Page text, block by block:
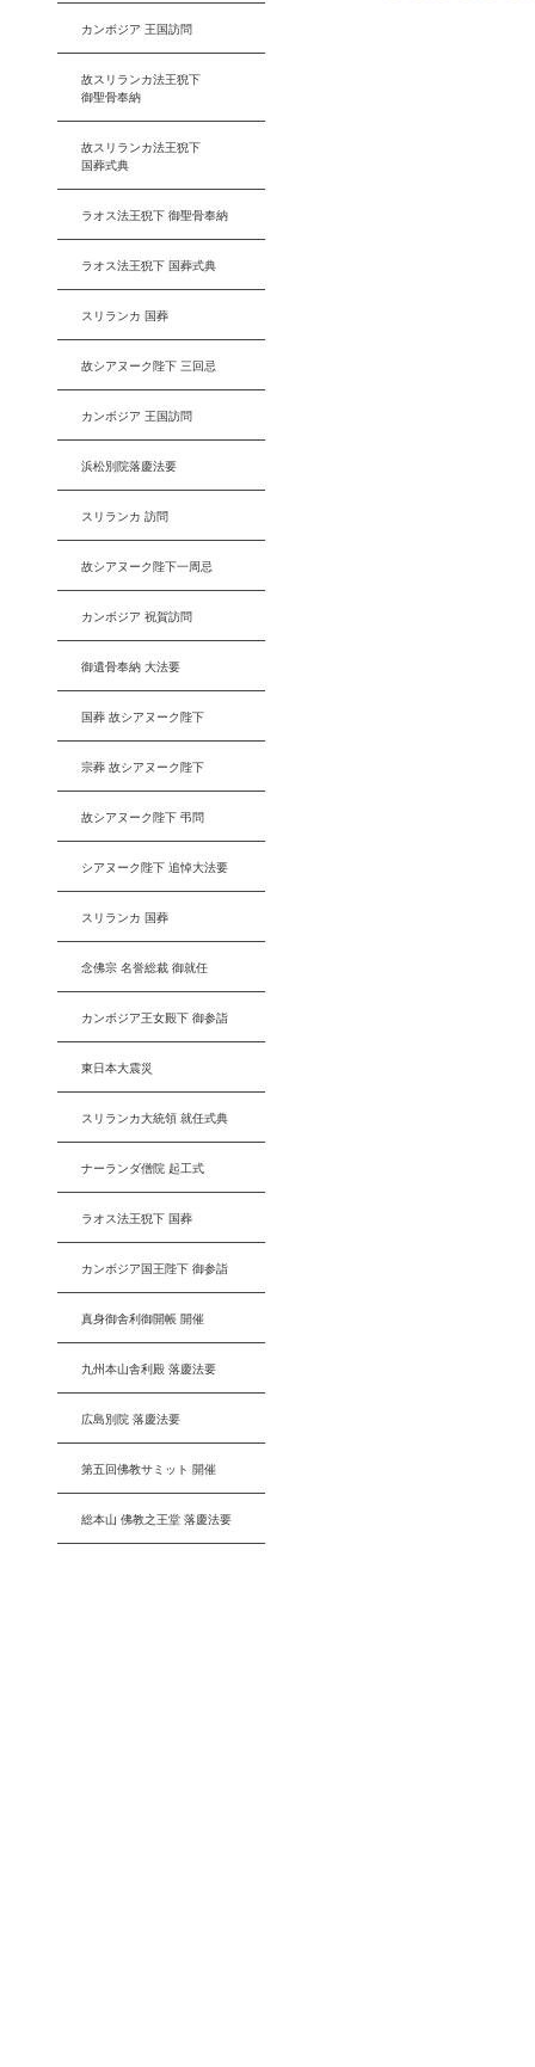
カンボジア 王国訪問
故スリランカ法王猊下
御聖骨奉納
故スリランカ法王猊下
国葬式典
ラオス法王猊下 御聖骨奉納
ラオス法王猊下 国葬式典
スリランカ 国葬
故シアヌーク陛下 三回忌
カンボジア 王国訪問
浜松別院落慶法要
スリランカ 訪問
故シアヌーク陛下一周忌
カンボジア 祝賀訪問
御遺骨奉納 大法要
国葬 故シアヌーク陛下
宗葬 故シアヌーク陛下
故シアヌーク陛下 弔問
シアヌーク陛下 追悼大法要
スリランカ 国葬
念佛宗 名誉総裁 御就任
カンボジア王女殿下 御参詣
東日本大震災
スリランカ大統領 就任式典
ナーランダ僧院 起工式
ラオス法王猊下 国葬
カンボジア国王陛下 御参詣
真身御舎利御開帳 開催
九州本山舎利殿 落慶法要
広島別院 落慶法要
第五回佛教サミット 開催
総本山 佛教之王堂 落慶法要